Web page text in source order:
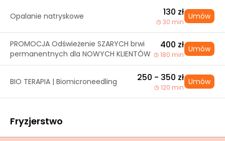
Opalanie natryskowe 130 zł
30 min
Umów
PROMOCJA Odświeżenie SZARYCH brwi
permanentnych dla NOWYCH KLIENTÓW
400 zł
180 min
Umów
BIO TERAPIA | Biomicroneedling 250 - 350 zł
120 min
Umów
Fryzjerstwo